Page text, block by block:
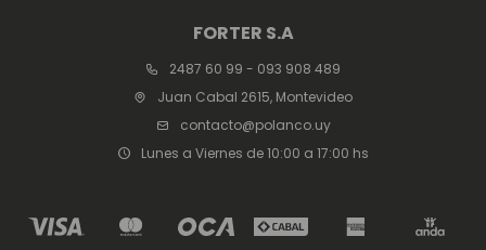
FORTER S.A
2487 60 99 - 093 908 489
Juan Cabal 2615, Montevideo
contacto@polanco.uy
Lunes a Viernes de 10:00 a 17:00 hs